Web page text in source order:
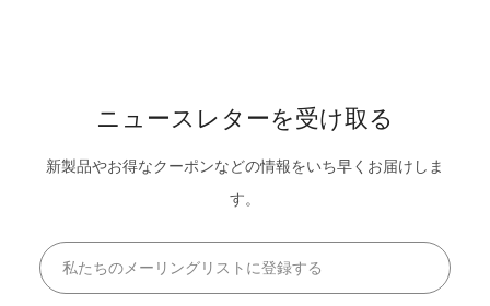
ニュースレターを受け取る
新製品やお得なクーポンなどの情報をいち早くお届けしま
す。